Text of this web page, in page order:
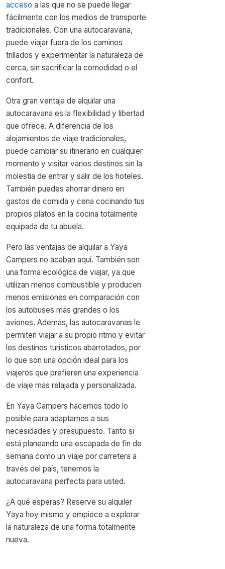
acceso a las que no se puede llegar
fácilmente con los medios de transporte
tradicionales. Con una autocaravana,
puede viajar fuera de los caminos
trillados y experimentar la naturaleza de
cerca, sin sacrificar la comodidad o el
confort.
Otra gran ventaja de alquilar una
autocaravana es la flexibilidad y libertad
que ofrece. A diferencia de los
alojamientos de viaje tradicionales,
puede cambiar su itinerario en cualquier
momento y visitar varios destinos sin la
molestia de entrar y salir de los hoteles.
También puedes ahorrar dinero en
gastos de comida y cena cocinando tus
propios platos en la cocina totalmente
equipada de tu abuela.
Pero las ventajas de alquilar a Yaya
Campers no acaban aquí. También son
una forma ecológica de viajar, ya que
utilizan menos combustible y producen
menos emisiones en comparación con
los autobuses más grandes o los
aviones. Además, las autocaravanas le
permiten viajar a su propio ritmo y evitar
los destinos turísticos abarrotados, por
lo que son una opción ideal para los
viajeros que prefieren una experiencia
de viaje más relajada y personalizada.
En Yaya Campers hacemos todo lo
posible para adaptarnos a sus
necesidades y presupuesto. Tanto si
está planeando una escapada de fin de
semana como un viaje por carretera a
través del país, tenemos la
autocaravana perfecta para usted.
¿A qué esperas? Reserve su alquiler
Yaya hoy mismo y empiece a explorar
la naturaleza de una forma totalmente
nueva.